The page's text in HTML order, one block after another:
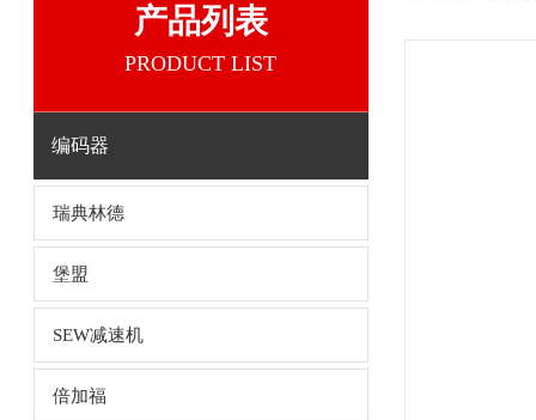
产品列表
PRODUCT LIST
编码器
瑞典林德
堡盟
SEW减速机
倍加福